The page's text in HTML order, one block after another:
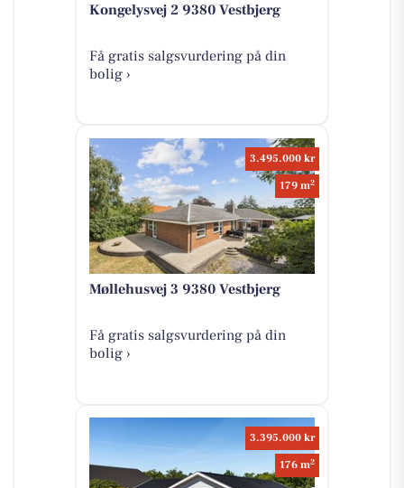
Kongelysvej 2 9380 Vestbjerg
Få gratis salgsvurdering på din
bolig ›
3.495.000 kr
179 m2
Møllehusvej 3 9380 Vestbjerg
Få gratis salgsvurdering på din
bolig ›
3.395.000 kr
176 m2